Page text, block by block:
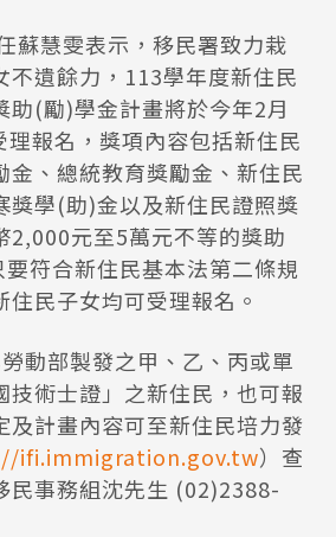
蘇慧雯表示，移民署致力栽
不遺餘力，113學年度新住民
助(勵)學金計畫將於今年2月
報名，獎項內容包括新住民
金、總統教育獎勵金、新住民
獎學(助)金以及新住民證照獎
2,000元至5萬元不等的獎助
符合新住民基本法第二條規
民子女均可受理報名。
動部製發之甲、乙、丙或單
技術士證」之新住民，也可報
及計畫內容可至新住民培力發
ifi.immigration.gov.tw）查
民事務組沈先生 (02)2388-